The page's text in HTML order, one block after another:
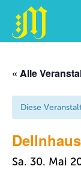
springen
« Alle
Diese
Sa. 30. Mai